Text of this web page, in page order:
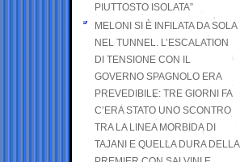
PIUTTOSTO ISOLATA”
MELONI SI È INFILATA DA SOLA
NEL TUNNEL. L’ESCALATION
DI TENSIONE CON IL
GOVERNO SPAGNOLO ERA
PREVEDIBILE: TRE GIORNI FA
C’ERA STATO UNO SCONTRO
TRA LA LINEA MORBIDA DI
TAJANI E QUELLA DURA DELLA